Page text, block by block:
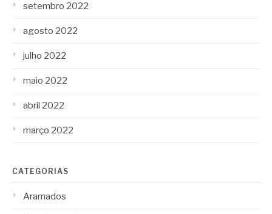
setembro 2022
agosto 2022
julho 2022
maio 2022
abril 2022
março 2022
CATEGORIAS
Aramados